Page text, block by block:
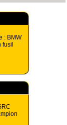
: BMW
fusil